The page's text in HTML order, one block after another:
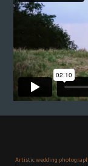
Artistic wedding